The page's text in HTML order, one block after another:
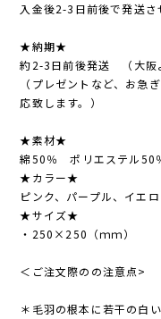
入金後2-3日前後で発送さ
★納期★
約2-3日前後発送 （大阪
（プレゼントなど、お急
応致します。）
★素材★
綿50％ ポリエステル50
★カラー★
ピンク、パープル、イエ
★サイズ★
・250×250（ｍｍ）
＜ご注文際のの注意点>
＊毛羽の根本に若干の白